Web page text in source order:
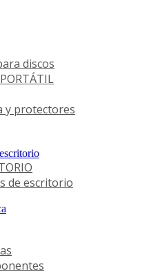
discos
y protectores
de escritorio